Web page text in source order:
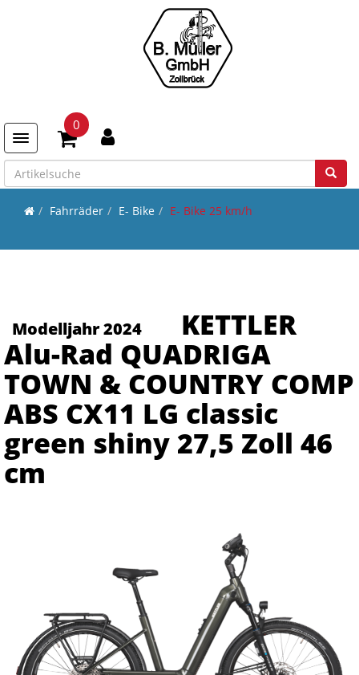
Toggle navigation
0
Fahrräder E- Bike E- Bike 25 km/h
Modelljahr 2024
KETTLER
Alu-Rad QUADRIGA
TOWN & COUNTRY COMP
ABS CX11 LG classic
green shiny 27,5 Zoll 46
cm